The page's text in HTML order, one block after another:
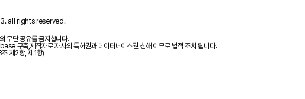
all rights reserved.
무단 공유를 금지합니다.
구축,제작자로 자사의 특허권과 데이터베이스권 침해 이므로 법적 조치 됩니다.
제2항, 제1항)